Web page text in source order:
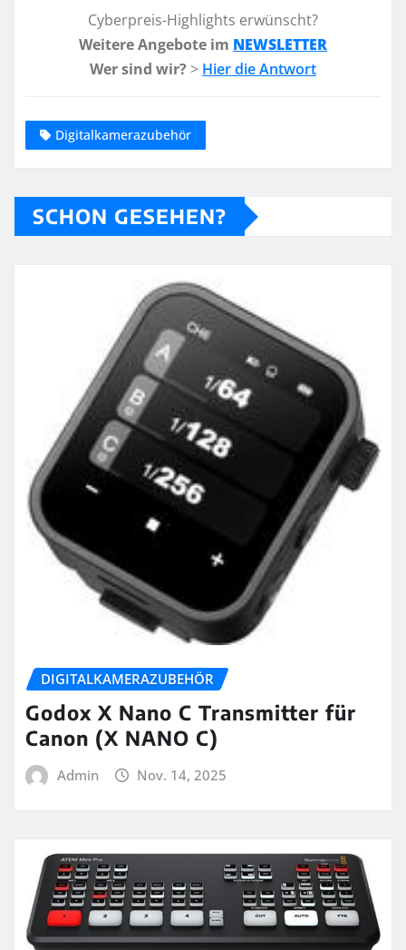
Cyberpreis-Highlights erwünscht?
Weitere Angebote im NEWSLETTER
Wer sind wir? > Hier die Antwort
Digitalkamerazubehör
SCHON GESEHEN?
DIGITALKAMERAZUBEHÖR
Godox X Nano C Transmitter für
Canon (X NANO C)
Admin Nov. 14, 2025